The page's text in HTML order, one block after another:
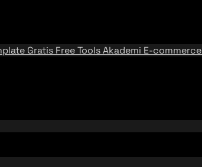
Gratis Free ToolsAkademi E-commerce